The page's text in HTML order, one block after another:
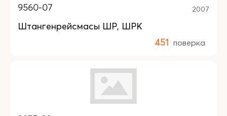
9560-07 2007
Штангенрейсмасы ШР, ШРК
451 поверка